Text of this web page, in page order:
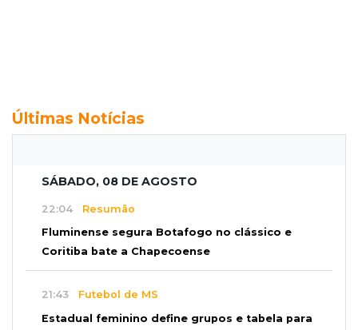
Últimas Notícias
SÁBADO, 08 DE AGOSTO
22:04 Resumão
Fluminense segura Botafogo no clássico e
Coritiba bate a Chapecoense
21:43 Futebol de MS
Estadual feminino define grupos e tabela para